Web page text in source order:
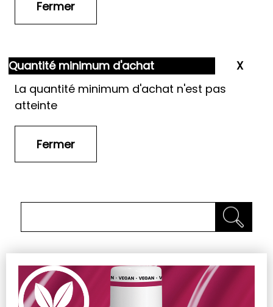
Quantité minimum d'achat
La quantité minimum d'achat n'est pas
atteinte